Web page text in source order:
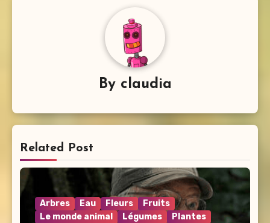
By claudia
Related Post
Arbres Eau Fleurs
Fruits
Le monde animal
Légumes Plantes